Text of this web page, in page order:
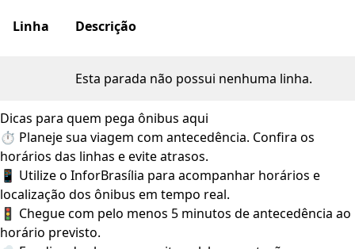
Linha Descrição
Esta parada não possui nenhuma linha.
Dicas para quem pega ônibus aqui
⏱️ Planeje sua viagem com antecedência. Confira os
horários das linhas e evite atrasos.
📱 Utilize o InforBrasília para acompanhar horários e
localização dos ônibus em tempo real.
🚦 Chegue com pelo menos 5 minutos de antecedência ao
horário previsto.